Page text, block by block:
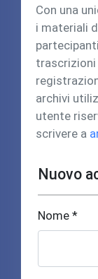
Con una
i materiali
trascrizioni
archivi
utente
scrivere a
Nuovo
Nome *